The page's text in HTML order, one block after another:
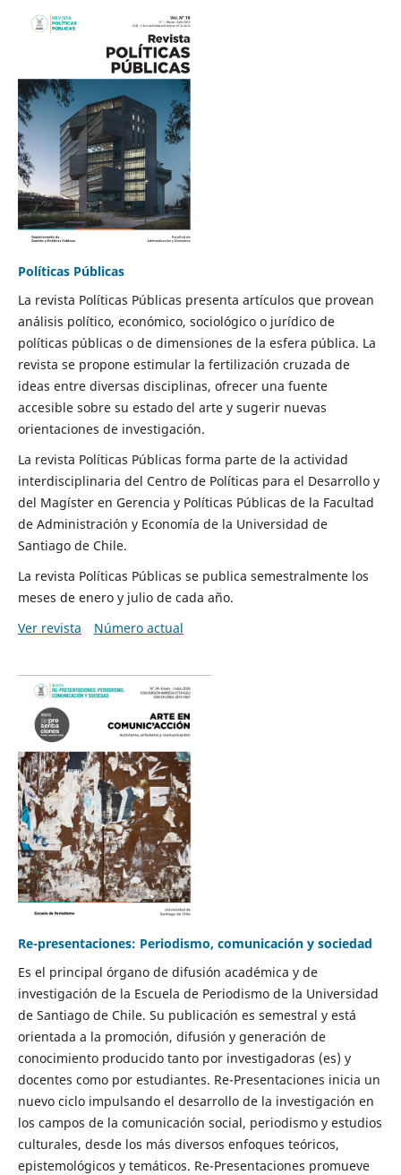
Políticas Públicas
La revista Políticas Públicas presenta artículos que provean
análisis político, económico, sociológico o jurídico de
políticas públicas o de dimensiones de la esfera pública. La
revista se propone estimular la fertilización cruzada de
ideas entre diversas disciplinas, ofrecer una fuente
accesible sobre su estado del arte y sugerir nuevas
orientaciones de investigación.
La revista Políticas Públicas forma parte de la actividad
interdisciplinaria del Centro de Políticas para el Desarrollo y
del Magíster en Gerencia y Políticas Públicas de la Facultad
de Administración y Economía de la Universidad de
Santiago de Chile.
La revista Políticas Públicas se publica semestralmente los
meses de enero y julio de cada año.
Ver revista
Número actual
Re-presentaciones: Periodismo, comunicación y sociedad
Es el principal órgano de difusión académica y de
investigación de la Escuela de Periodismo de la Universidad
de Santiago de Chile. Su publicación es semestral y está
orientada a la promoción, difusión y generación de
conocimiento producido tanto por investigadoras (es) y
docentes como por estudiantes. Re-Presentaciones inicia un
nuevo ciclo impulsando el desarrollo de la investigación en
los campos de la comunicación social, periodismo y estudios
culturales, desde los más diversos enfoques teóricos,
epistemológicos y temáticos. Re-Presentaciones promueve